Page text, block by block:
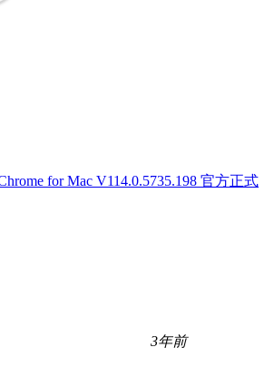
for Mac V114.0.5735.198 官方正式
3年前